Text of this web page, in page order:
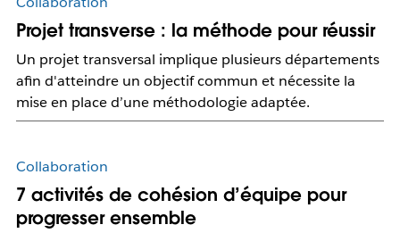
Projet transverse : la méthode pour réussir
Un projet transversal implique plusieurs départements
afin d'atteindre un objectif commun et nécessite la
mise en place d’une méthodologie adaptée.
Collaboration
7 activités de cohésion d’équipe pour
progresser ensemble